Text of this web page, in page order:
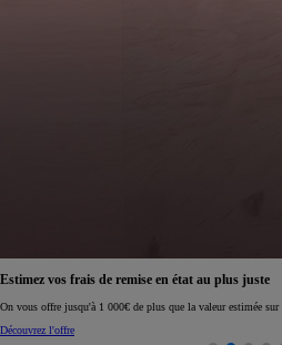
Réservez en ligne votre occasion pour 1€ seulement
Réservez en ligne